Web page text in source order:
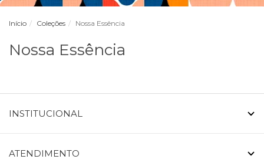
Início Coleções Nossa Essência
Nossa Essência
INSTITUCIONAL
ATENDIMENTO